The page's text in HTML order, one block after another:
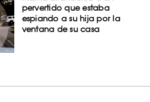
pervertido que estaba
espiando a su hija por la
ventana de su casa